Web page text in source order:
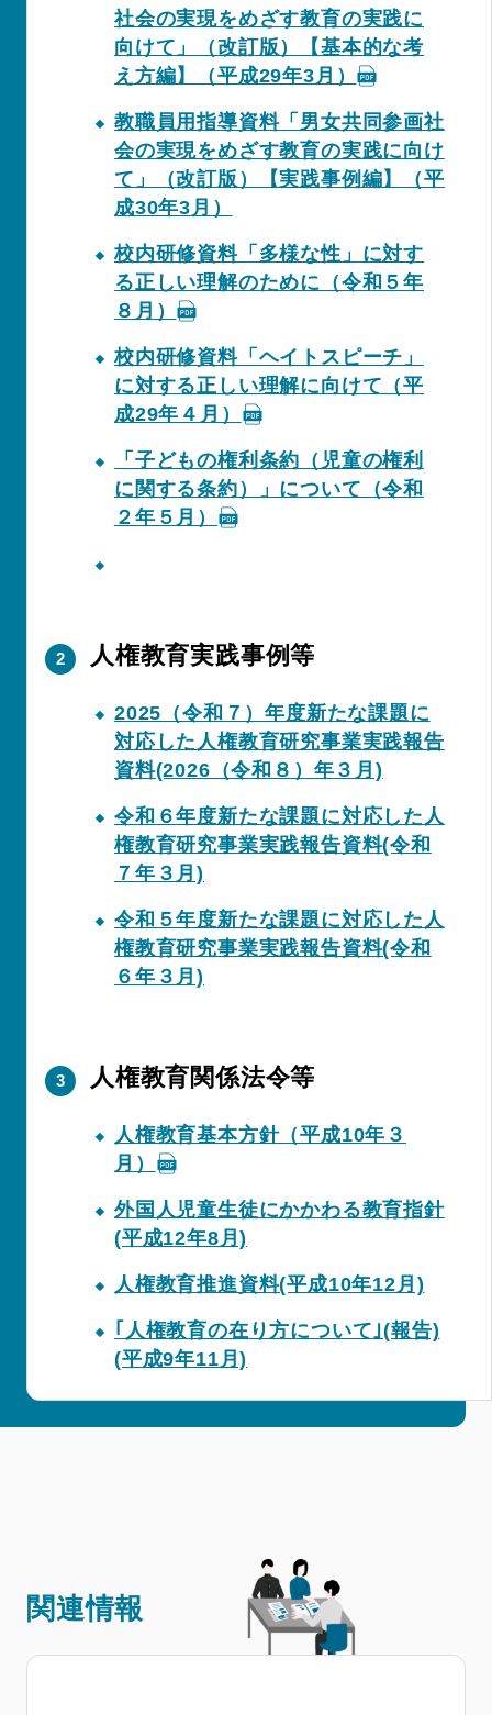
社会の実現をめざす教育の実践に
向けて」（改訂版）【基本的な考
え方編】（平成29年3月）
教職員用指導資料「男女共同参画社
会の実現をめざす教育の実践に向け
て」（改訂版）【実践事例編】（平
成30年3月）
校内研修資料「多様な性」に対す
る正しい理解のために（令和５年
８月）
校内研修資料「ヘイトスピーチ」
に対する正しい理解に向けて（平
成29年４月）
「子どもの権利条約（児童の権利
に関する条約）」について（令和
２年５月）
人権教育実践事例等
2025（令和７）年度新たな課題に
対応した人権教育研究事業実践報告
資料(2026（令和８）年３月)
令和６年度新たな課題に対応した人
権教育研究事業実践報告資料(令和
７年３月)
令和５年度新たな課題に対応した人
権教育研究事業実践報告資料(令和
６年３月)
人権教育関係法令等
人権教育基本方針（平成10年３
月）
外国人児童生徒にかかわる教育指針
(平成12年8月)
人権教育推進資料(平成10年12月)
｢人権教育の在り方について｣(報告)
(平成9年11月)
関連情報